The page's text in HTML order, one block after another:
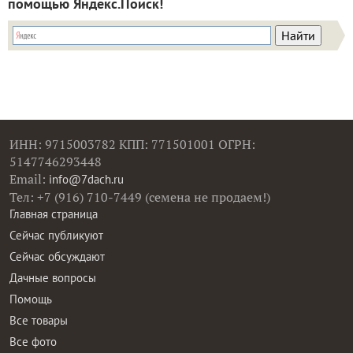
ИНН: 9715003782 КПП: 771501001 ОГРН:
5147746293448
Email: info@7dach.ru
Тел: +7 (916) 710-7449 (семена не продаем!)
Главная страница
Сейчас публикуют
Сейчас обсуждают
Дачные вопросы
Помощь
Все товары
Все фото